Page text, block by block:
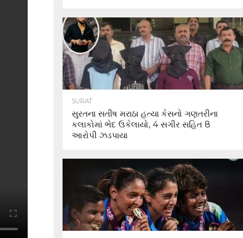
SURAT
સુરતના સતીષ મરાઠા હત્યા કેસનો ગણતરીના
કલાકોમાં ભેદ ઉકેલાયો, 4 સગીર સહિત 8
આરોપી ઝડપાયા